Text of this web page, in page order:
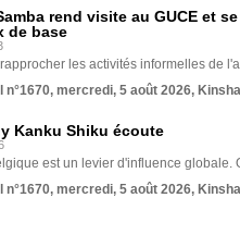
rend visite au GUCE et
de base
les activités informelles de
n°1670, mercredi, 5 août 2026,
Kanku Shiku écoute
est un levier d'influence globale.
n°1670, mercredi, 5 août 2026,